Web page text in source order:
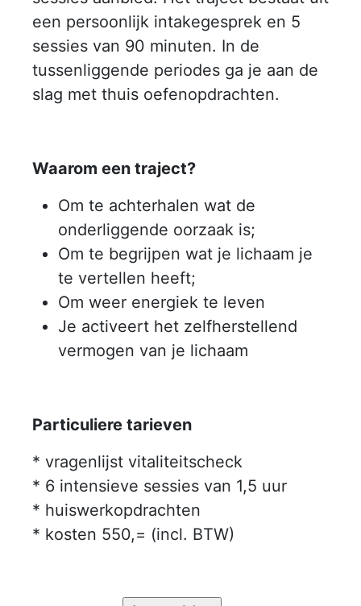
een persoonlijk intakegesprek en 5
sessies van 90 minuten. In de
tussenliggende periodes ga je aan de
slag met thuis oefenopdrachten.
Waarom een traject?
Om te achterhalen wat de
onderliggende oorzaak is;
Om te begrijpen wat je lichaam je
te vertellen heeft;
Om weer energiek te leven
Je activeert het zelfherstellend
vermogen van je lichaam
Particuliere tarieven
* vragenlijst vitaliteitscheck
* 6 intensieve sessies van 1,5 uur
* huiswerkopdrachten
* kosten 550,= (incl. BTW)